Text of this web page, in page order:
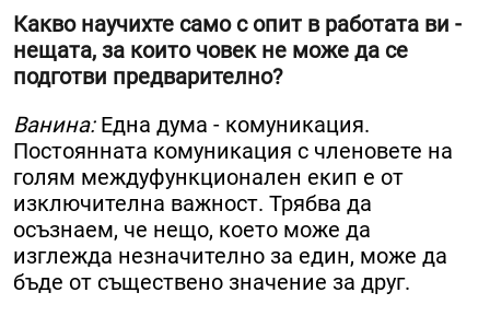
Какво научихте само с опит в работата ви -
нещата, за които човек не може да се
подготви предварително?
Ванина: Една дума - комуникация.
Постоянната комуникация с членовете на
голям междуфункционален екип е от
изключителна важност. Трябва да
осъзнаем, че нещо, което може да
изглежда незначително за един, може да
бъде от съществено значение за друг.